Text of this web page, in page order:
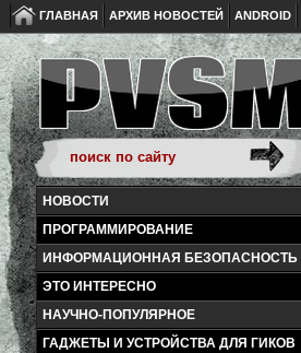
ГЛАВНАЯ АРХИВ НОВОСТЕЙ ANDROID
НОВОСТИ
ПРОГРАММИРОВАНИЕ
ИНФОРМАЦИОННАЯ БЕЗОПАСНОСТЬ
ЭТО ИНТЕРЕСНО
НАУЧНО-ПОПУЛЯРНОЕ
ГАДЖЕТЫ И УСТРОЙСТВА ДЛЯ ГИКОВ